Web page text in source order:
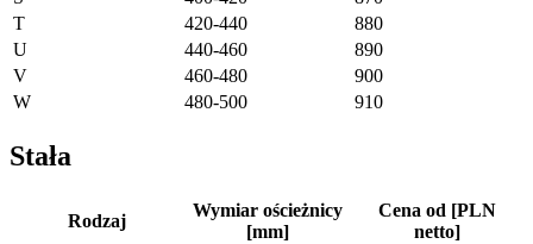
T
420-440
880
U
440-460
890
V
460-480
900
W
480-500 910
Stała
Rodzaj
Wymiar ościeżnicy
[mm]
Cena od [PLN
netto]